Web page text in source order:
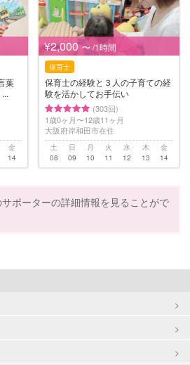
葉
金
14
¥2,000 〜 /1時間
保育士
保育士の経験と３人の子育ての経
験を活かしてお手伝い
(303回)
1歳0ヶ月〜12歳11ヶ月
大阪府岸和田市在住
土
08
日
09
月
10
火
11
水
12
木
13
金
14
ポーターの詳細情報を見ることがで